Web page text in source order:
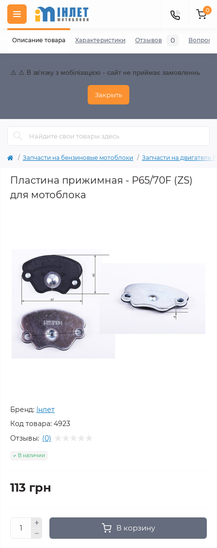
⚠️ ⚠️ В зв'язку з мобілізацією - сайт не приймає замовленнь
Закрыть
0
Запчасти на бензиновые мотоблоки Запчасти на двигатель
Пластина прижимная - P65/70F (ZS)
для мотоблока
Бренд: Інлет
Код товара: 4923
Отзывы: (0)
В наличии
113 грн
В корзину
Описание товара Характеристики Отзывов 0 Вопросы